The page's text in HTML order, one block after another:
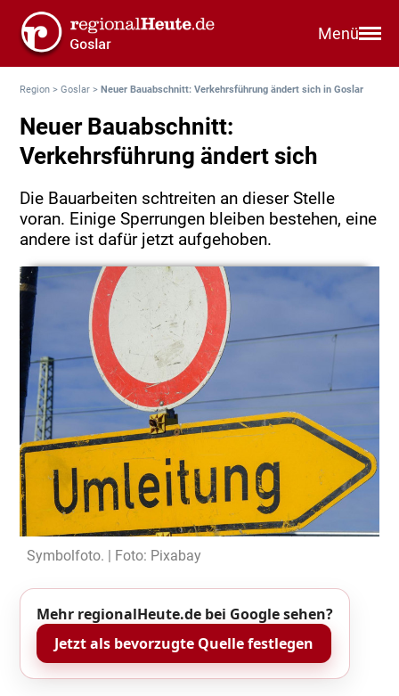
Menü
Region >Goslar >Neuer Bauabschnitt: Verkehrsführung ändert sich in Goslar
Neuer Bauabschnitt:
Verkehrsführung ändert sich
Die Bauarbeiten schtreiten an dieser Stelle
voran. Einige Sperrungen bleiben bestehen, eine
andere ist dafür jetzt aufgehoben.
Symbolfoto. | Foto: Pixabay
Mehr regionalHeute.de bei Google sehen?
Jetzt als bevorzugte Quelle festlegen